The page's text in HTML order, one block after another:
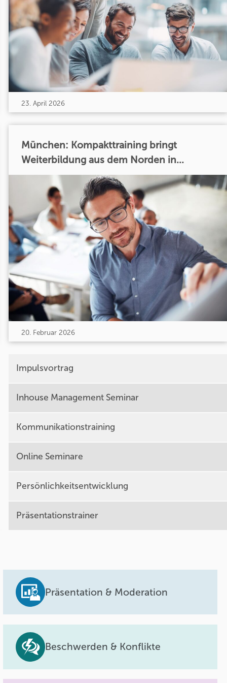
23. April 2026
München: Kompakttraining bringt
Weiterbildung aus dem Norden in...
20. Februar 2026
Impulsvortrag
Inhouse Management Seminar
Kommunikationstraining
Online Seminare
Persönlichkeitsentwicklung
Präsentationstrainer
Präsentation & Moderation
Beschwerden & Konflikte